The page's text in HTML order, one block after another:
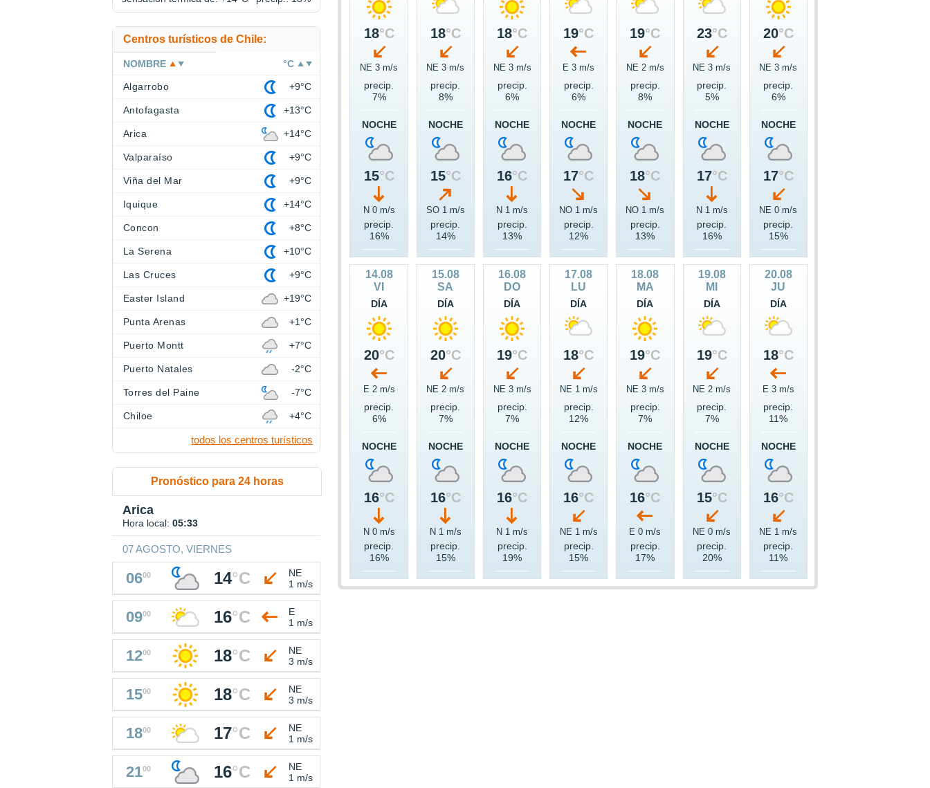
18°C
NE 3 m/s
precip.
7%
NOCHE
15°C
N 0 m/s
precip.
16%
18°C
NE 3 m/s
precip.
8%
NOCHE
15°C
SO 1 m/s
precip.
14%
18°C
NE 3 m/s
precip.
6%
NOCHE
16°C
N 1 m/s
precip.
13%
19°C
E 3 m/s
precip.
6%
NOCHE
17°C
NO 1 m/s
precip.
12%
19°C
NE 2 m/s
precip.
8%
NOCHE
18°C
NO 1 m/s
precip.
13%
23°C
NE 3 m/s
precip.
5%
NOCHE
17°C
N 1 m/s
precip.
16%
20°C
NE 3 m/s
precip.
6%
NOCHE
17°C
NE 0 m/s
precip.
15%
14.08
VI
DÍA
20°C
E 2 m/s
precip.
6%
NOCHE
16°C
N 0 m/s
precip.
16%
15.08
SA
DÍA
20°C
NE 2 m/s
precip.
7%
NOCHE
16°C
N 1 m/s
precip.
15%
16.08
DO
DÍA
19°C
NE 3 m/s
precip.
7%
NOCHE
16°C
N 1 m/s
precip.
19%
17.08
LU
DÍA
18°C
NE 1 m/s
precip.
12%
NOCHE
16°C
NE 1 m/s
precip.
15%
18.08
MA
DÍA
19°C
NE 3 m/s
precip.
7%
NOCHE
16°C
E 0 m/s
precip.
17%
19.08
MI
DÍA
19°C
NE 2 m/s
precip.
7%
NOCHE
15°C
NE 0 m/s
precip.
20%
20.08
JU
DÍA
18°C
E 3 m/s
precip.
11%
NOCHE
16°C
NE 1 m/s
precip.
11%
Centros turísticos de Chile:
NOMBRE °C
Algarrobo +9°C
Antofagasta +13°C
Arica +14°C
Valparaíso +9°C
Viña del Mar +9°C
Iquique +14°C
Concon +8°C
La Serena +10°C
Las Cruces +9°C
Easter Island +19°C
Punta Arenas +1°C
Puerto Montt +7°C
Puerto Natales -2°C
Torres del Paine -7°C
Chiloe +4°C
todos los centros turísticos
Pronóstico para 24 horas
Arica
Hora local: 05:33
07 AGOSTO, VIERNES
0600 14°C
NE
1 m/s
0900 16°C
E
1 m/s
1200 18°C
NE
3 m/s
1500 18°C
NE
3 m/s
1800 17°C
NE
1 m/s
2100 16°C
NE
1 m/s